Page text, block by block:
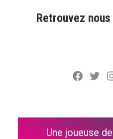
Retrouvez
Une joueuse